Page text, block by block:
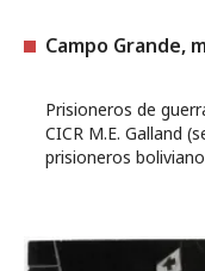
Campo Grande,
Prisioneros de
CICR M.E. Galland
prisioneros